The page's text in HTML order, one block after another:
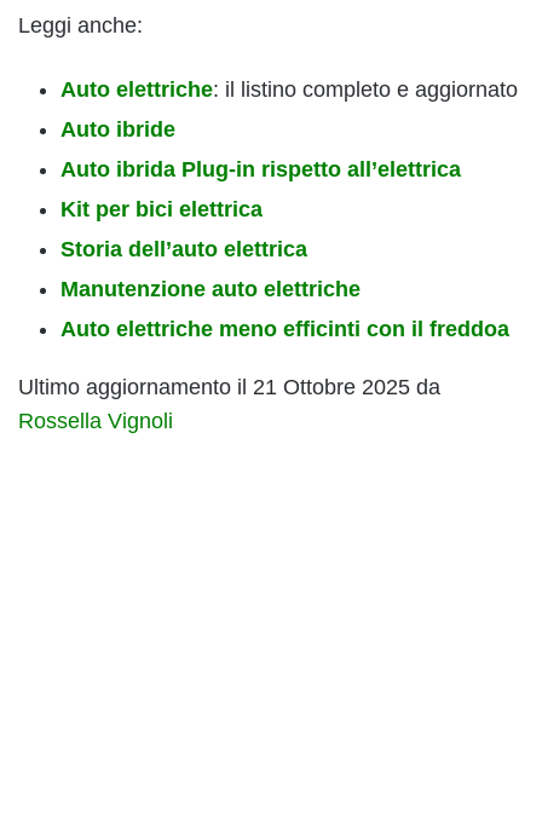
Leggi anche:
Auto elettriche: il listino completo e aggiornato
Auto ibride
Auto ibrida Plug-in rispetto all’elettrica
Kit per bici elettrica
Storia dell’auto elettrica
Manutenzione auto elettriche
Auto elettriche meno efficinti con il freddoa
Ultimo aggiornamento il 21 Ottobre 2025 da
Rossella Vignoli